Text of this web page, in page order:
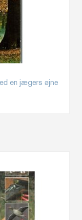
en jægers øjne